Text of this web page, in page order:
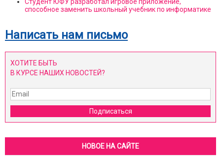
способное заменить школьный учебник по информатике
Написать нам письмо
ХОТИТЕ БЫТЬ
В КУРСЕ НАШИХ НОВОСТЕЙ?
Подписаться
НОВОЕ НА САЙТЕ